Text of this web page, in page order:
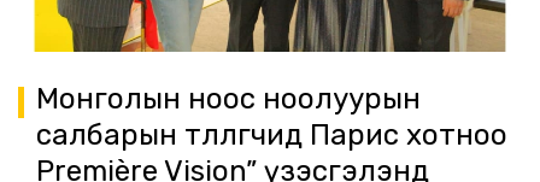
Монголын ноос ноолуурын
салбарын төлөөлөгчид Парис хотноо
Première Vision” үзэсгэлэнд